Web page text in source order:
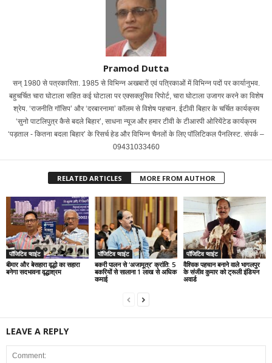
Pramod Dutta
सन् 1980 से पत्रकारिता. 1985 से विभिन्न अखबारों एवं पत्रिकाओं में विभिन्न पदों पर कार्यानुभव.
बहुचर्चित चारा घोटाला सहित कई घोटाला पर एक्सक्लुसिव रिपोर्ट, चारा घोटाला उजागर करने का विशेष
श्रेय. ‘राजनीति गॉसिप’ और ‘दरबारनामा’ कॉलम से विशेष पहचान. ईटीवी बिहार के चर्चित कार्यक्रम
‘सुनो पाटलिपुत्र कैसे बदले बिहार’, साधना न्यूज और हमार टीवी के टीआरपी ओरियेंटेड कार्यक्रम
‘पड़ताल - कितना बदला बिहार’ के रिसर्च हेड और विभिन्न चैनलों के लिए पॉलिटिकल पैनलिस्ट. संपर्क –
09431033460
RELATED ARTICLES MORE FROM AUTHOR
पॉजिटिव प्वाइंट
बीमार और बेसहारा वृद्धो का सहारा
बनेगा सदभावना वृद्धाश्रम
पॉजिटिव प्वाइंट
बकरी पालन से ‘अजामूत्र’ क्रांति: 5
बकरियों से सालाना 1 लाख से अधिक
कमाई
पॉजिटिव प्वाइंट
वैश्विक पहचान बनाने वाले भागलपुर
के संजीव कुमार को ट्रूली इंडियन
अवार्ड
LEAVE A REPLY